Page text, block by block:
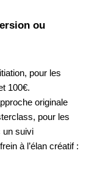
ou
pour les
100€.
originale
pour les
un suivi
à l’élan créatif :